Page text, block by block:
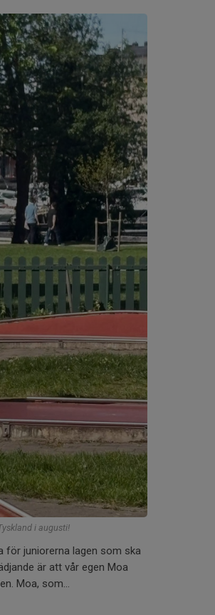
i augusti!
för juniorerna lagen som ska
är att vår egen Moa
Moa, som...